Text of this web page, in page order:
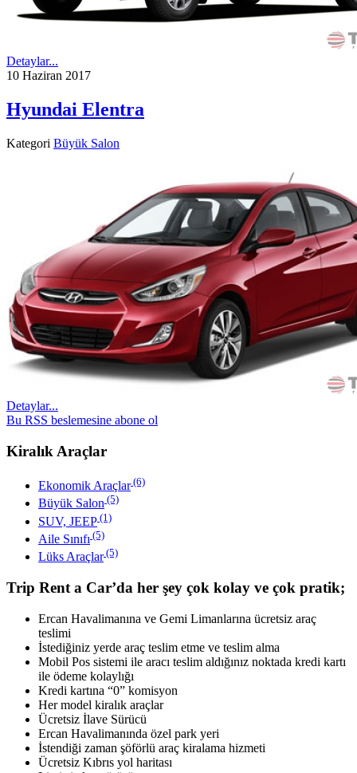
Detaylar...
10 Haziran 2017
Hyundai Elentra
Kategori Büyük Salon
Detaylar...
Bu RSS beslemesine abone ol
Kiralık Araçlar
Ekonomik Araçlar(6)
Büyük Salon (5)
SUV, JEEP (1)
Aile Sınıfı (5)
Lüks Araçlar(5)
Trip Rent a Car’da her şey çok kolay ve çok pratik;
Ercan Havalimanına ve Gemi Limanlarına ücretsiz araç
teslimi
İstediğiniz yerde araç teslim etme ve teslim alma
Mobil Pos sistemi ile aracı teslim aldığınız noktada kredi kartı
ile ödeme kolaylığı
Kredi kartına “0” komisyon
Her model kiralık araçlar
Ücretsiz İlave Sürücü
Ercan Havalimanında özel park yeri
İstendiği zaman şöförlü araç kiralama hizmeti
Ücretsiz Kıbrıs yol haritası